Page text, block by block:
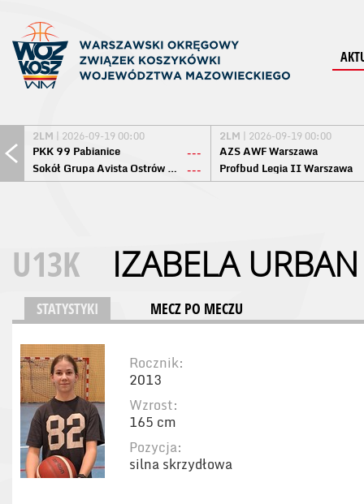
2LM | 2026-09-19 00:00
PKK 99 Pabianice
---
Sokół Grupa Avista Ostrów Maz. ---
2LM | 2026-09-19 00:00
AZS AWF Warszawa
Profbud Legia II Warszawa
U13K IZABELA URBAN
STATYSTYKI MECZ PO MECZU
Rocznik:
2013
Wzrost:
165 cm
Pozycja:
silna skrzydłowa